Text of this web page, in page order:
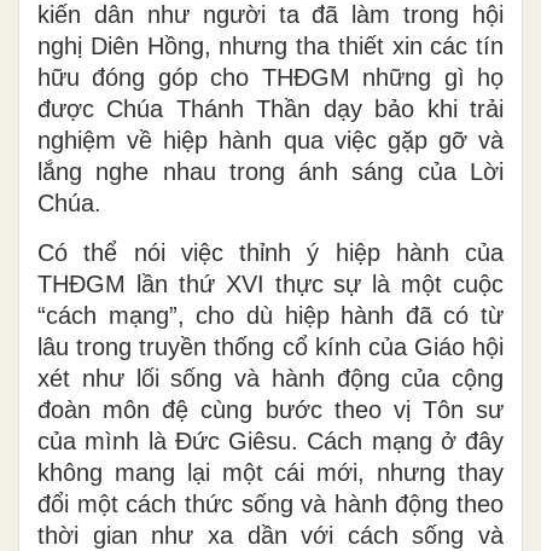
kiến dân như người ta đã làm trong hội
nghị Diên Hồng, nhưng tha thiết xin các tín
hữu đóng góp cho THĐGM những gì họ
được Chúa Thánh Thần dạy bảo khi trải
nghiệm về hiệp hành qua việc gặp gỡ và
lắng nghe nhau trong ánh sáng của Lời
Chúa.
Có thể nói việc thỉnh ý hiệp hành của
THĐGM lần thứ XVI thực sự là một cuộc
“cách mạng”, cho dù hiệp hành đã có từ
lâu trong truyền thống cổ kính của Giáo hội
xét như lối sống và hành động của cộng
đoàn môn đệ cùng bước theo vị Tôn sư
của mình là Đức Giêsu. Cách mạng ở đây
không mang lại một cái mới, nhưng thay
đổi một cách thức sống và hành động theo
thời gian như xa dần với cách sống và